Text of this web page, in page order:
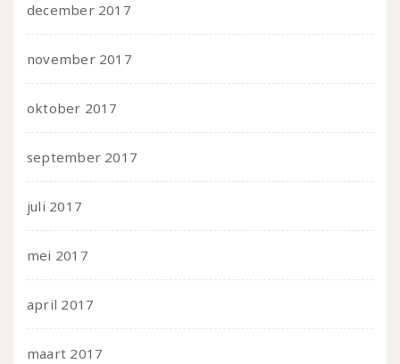
december 2017
november 2017
oktober 2017
september 2017
juli 2017
mei 2017
april 2017
maart 2017